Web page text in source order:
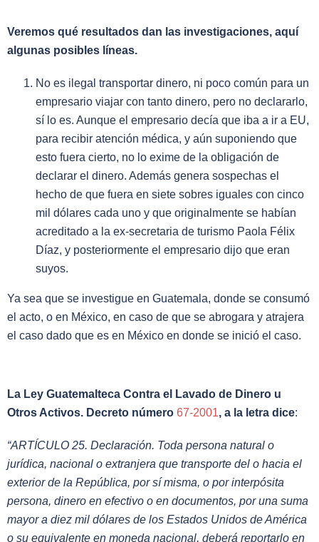
Veremos qué resultados dan las investigaciones, aquí
algunas posibles líneas.
No es ilegal transportar dinero, ni poco común para un
empresario viajar con tanto dinero, pero no declararlo,
sí lo es. Aunque el empresario decía que iba a ir a EU,
para recibir atención médica, y aún suponiendo que
esto fuera cierto, no lo exime de la obligación de
declarar el dinero. Además genera sospechas el
hecho de que fuera en siete sobres iguales con cinco
mil dólares cada uno y que originalmente se habían
acreditado a la ex-secretaria de turismo Paola Félix
Díaz, y posteriormente el empresario dijo que eran
suyos.
Ya sea que se investigue en Guatemala, donde se consumó
el acto, o en México, en caso de que se abrogara y atrajera
el caso dado que es en México en donde se inició el caso.
La Ley Guatemalteca Contra el Lavado de Dinero u
Otros Activos. Decreto número 67-2001, a la letra dice:
“ARTÍCULO 25. Declaración. Toda persona natural o
jurídica, nacional o extranjera que transporte del o hacia el
exterior de la República, por sí misma, o por interpósita
persona, dinero en efectivo o en documentos, por una suma
mayor a diez mil dólares de los Estados Unidos de América
o su equivalente en moneda nacional, deberá reportarlo en